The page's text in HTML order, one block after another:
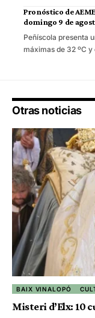
Pronóstico de
domingo 9 de
Peñíscola presenta
máximas de 32 ºC
Otras noticias
BAIX VINALOPÓ
Misteri d’Elx: 10